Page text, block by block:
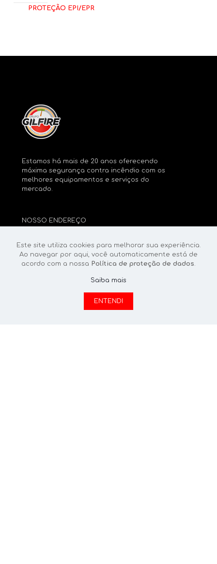
Proteção EPI/EPR
Estamos há mais de 20 anos oferecendo
máxima segurança contra incêndio com os
melhores equipamentos e serviços do
mercado.
NOSSO ENDEREÇO
11 2962-4963
11 94008-0194
Este site utiliza cookies para melhorar sua experiência.
Ao navegar por aqui, você automaticamente está de
acordo com a nossa Política de proteção de dados.
Saiba mais
ENTENDI